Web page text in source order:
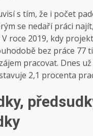
s tím, že i počet
se nedaří práci
roce 2019, kdy
bez práce 77
pracovat. Dnes
2,1 procenta